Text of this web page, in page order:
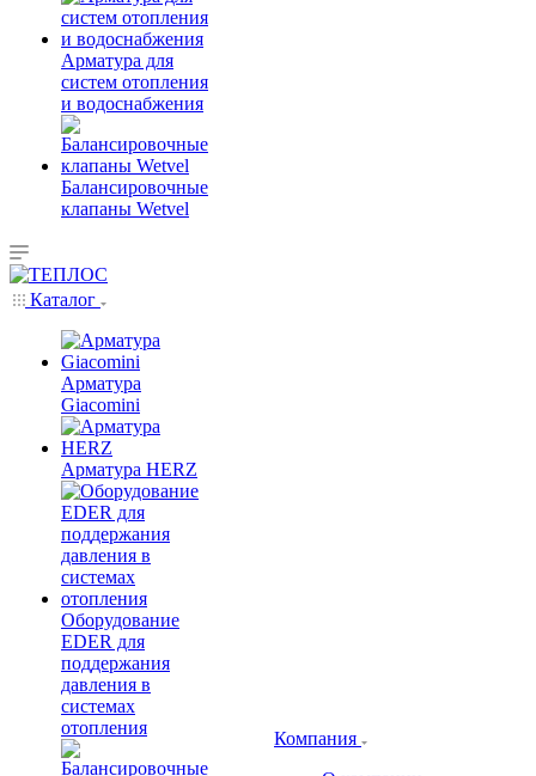
Арматура для
систем отопления
и водоснабжения
Балансировочные
клапаны Wetvel
Каталог
Арматура
Giacomini
Арматура HERZ
Оборудование
EDER для
поддержания
давления в
системах
отопления
Компания